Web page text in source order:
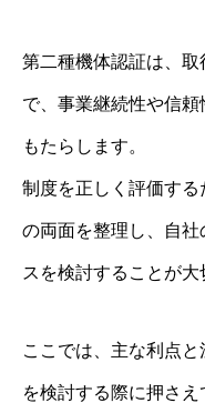
第二種機体認証は、
で、事業継続性や信
もたらします。
制度を正しく評価する
の両面を整理し、自
スを検討することが大
ここでは、主な利点
を検討する際に押さ